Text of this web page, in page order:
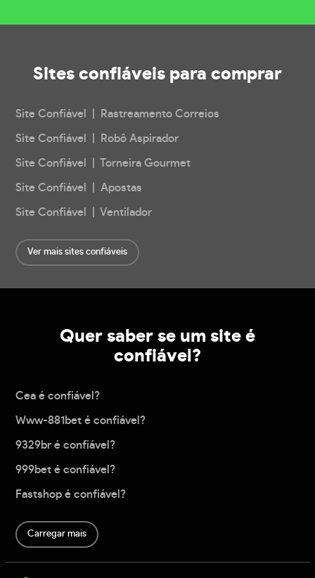
Sites confiáveis para comprar
Site Confiável | Rastreamento Correios
Site Confiável | Robô Aspirador
Site Confiável | Torneira Gourmet
Site Confiável | Apostas
Site Confiável | Ventilador
Ver mais sites confiáveis
Quer saber se um site é
confiável?
Cea é confiável?
Www-881bet é confiável?
9329br é confiável?
999bet é confiável?
Fastshop é confiável?
Carregar mais